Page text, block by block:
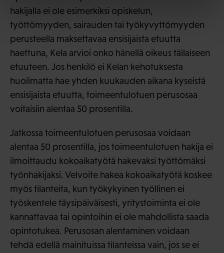
hakijalla ei ole esimerkiksi opiskelun,
työttömyyden, sairauden tai työkyvyttömyyden
perusteella maksettavaa ensisijaista etuutta
haettuna, Kela arvioi onko hänellä oikeus tällaiseen
etuuteen. Jos henkilö ei Kelan kehotuksesta
huolimatta hae yhden kuukauden aikana kyseistä
ensisijaista etuutta, toimeentulotuen perusosaa
voitaisiin alentaa 50 prosentilla.
Jatkossa toimeentulotuen perusosaa voidaan
alentaa 50 prosentilla, jos toimeentulotuen hakija ei
ilmoittaudu kokoaikatyötä hakevaksi työttömäksi
työnhakijaksi. Velvoite hakea kokoaikatyötä koskee
myös tilanteita, kun työkykyinen työllinen ei
työskentele täysipäiväisesti, yritystoiminta ei ole
kannattavaa tai opintoihin ei ole mahdollista saada
opintotukea. Perusosan alentaminen voidaan
tehdä edellä mainituissa tilanteissa vain, jos se ei